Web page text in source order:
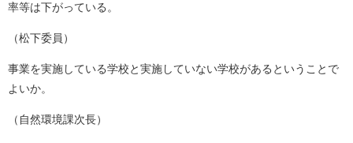
率等は下がっている。
（松下委員）
事業を実施している学校と実施していない学校があるということで
よいか。
（自然環境課次長）